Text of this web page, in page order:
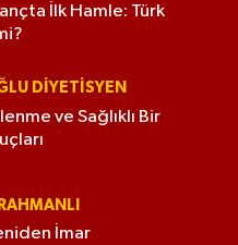
İlk Hamle: Türk
DIYETISYEN
ve Sağlıklı Bir
İmar